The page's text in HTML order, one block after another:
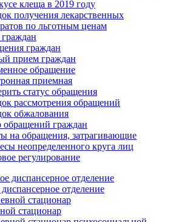
клеща в 2019 году
получения лекарственных
по льготным ценам
граждан
прием граждан
обращение
приемная
статус обращения
рассмотрения обращений
обжалования
обращений граждан
на обращения, затрагивающие
неопределенного круга лиц
регулирование
отделение
стационар